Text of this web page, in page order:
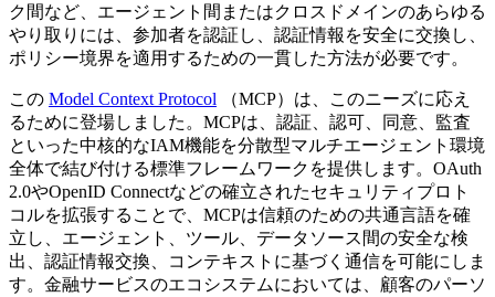
ク間など、エージェント間またはクロスドメインのあらゆる
やり取りには、参加者を認証し、認証情報を安全に交換し、
ポリシー境界を適用するための一貫した方法が必要です。
この Model Context Protocol （MCP）は、このニーズに応え
るために登場しました。MCPは、認証、認可、同意、監査
といった中核的なIAM機能を分散型マルチエージェント環境
全体で結び付ける標準フレームワークを提供します。OAuth
2.0やOpenID Connectなどの確立されたセキュリティプロト
コルを拡張することで、MCPは信頼のための共通言語を確
立し、エージェント、ツール、データソース間の安全な検
出、認証情報交換、コンテキストに基づく通信を可能にしま
す。金融サービスのエコシステムにおいては、顧客のパーソ